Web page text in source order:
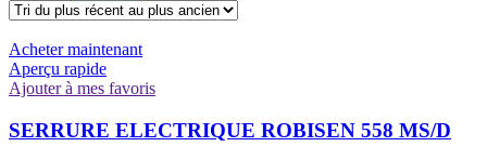
Acheter maintenant
Aperçu rapide
Ajouter à mes favoris
SERRURE ELECTRIQUE ROBISEN 558 MS/D